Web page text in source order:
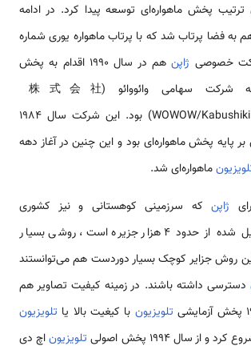
پخش ماهواره‌ای توسعه پیدا کرد. در ادامه
به فضا پرتاب شد که با پرتاب ماهواره یوری شماره
ژاپن
هم در سال 1990 اقدام به پخش
ماهواره‌ای کرد که شرکت سهامی وائووائو (株式会社
WOWOW/Kabushiki kaisha WOWOW) بود. این شرکت سال 1984
پایه پخش ماهواره‌ای بود و این چنین در آغاز دهه
ماهواره‌ای شد.
ژاپنکه سرزمینی کوهستانی و نیز کشوری
مجمع‌الجزایری تشکیل شده از حدود 4 هزار جزیره است، روشی بسیار
روش جزایر کوچک بسیار دوردست هم می‌توانستند
دسترسی داشته باشند. در زمینه کیفیت تصاویر هم
تلویزیون با کیغیت بالا یا تلویزیون
تلویزیوناچ دی